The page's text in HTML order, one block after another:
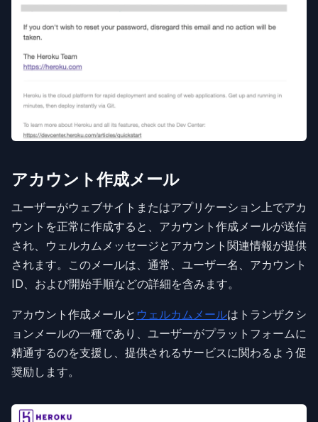
アカウント作成メール
ユーザーがウェブサイトまたはアプリケーション上でアカ
ウントを正常に作成すると、アカウント作成メールが送信
され、ウェルカムメッセージとアカウント関連情報が提供
されます。このメールは、通常、ユーザー名、アカウント
ID、および開始手順などの詳細を含みます。
アカウント作成メールと ウェルカムメールはトランザクシ
ョンメールの一種であり、ユーザーがプラットフォームに
精通するのを支援し、提供されるサービスに関わるよう促
奨励します。